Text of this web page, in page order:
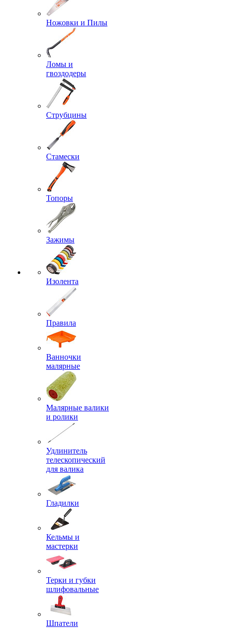
Ножовки и Пилы
Ломы и
гвоздодеры
Струбцины
Стамески
Топоры
Зажимы
Изолента
Правила
Ванночки
малярные
Малярные валики
и ролики
Удлинитель
телескопический
для валика
Гладилки
Кельмы и
мастерки
Терки и губки
шлифовальные
Шпатели